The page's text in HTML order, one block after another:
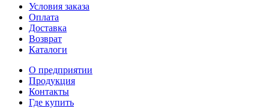
Условия заказа
Оплата
Доставка
Возврат
Каталоги
О предприятии
Продукция
Контакты
Где купить